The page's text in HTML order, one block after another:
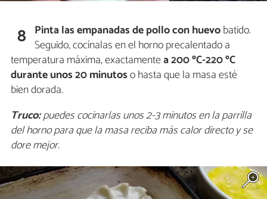
8 Pinta las empanadas de pollo con huevobatido.
Seguido, cocínalas en el horno precalentado a
temperatura máxima, exactamentea 200 ºC-220 ºC
durante unos 20 minutoso hasta que la masa esté
bien dorada.
Truco:puedes cocinarlas unos 2-3 minutos en la parrilla
del horno para que la masa reciba más calor directo y se
dore mejor.